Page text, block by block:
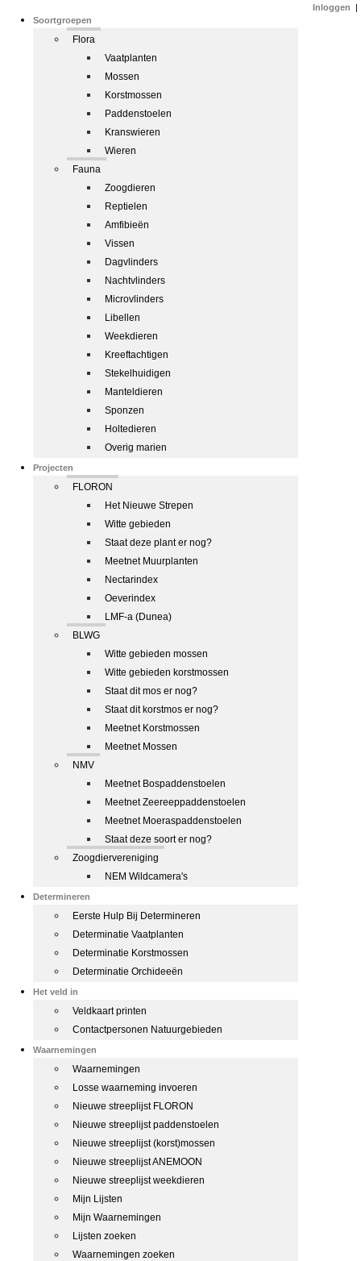
Soortgroepen
Flora
Vaatplanten
Mossen
Korstmossen
Paddenstoelen
Kranswieren
Wieren
Fauna
Zoogdieren
Reptielen
Amfibieën
Vissen
Dagvlinders
Nachtvlinders
Microvlinders
Libellen
Weekdieren
Kreeftachtigen
Stekelhuidigen
Manteldieren
Sponzen
Holtedieren
Overig marien
Projecten
FLORON
Het Nieuwe Strepen
Witte gebieden
Staat deze plant er nog?
Meetnet Muurplanten
Nectarindex
Oeverindex
LMF-a (Dunea)
BLWG
Witte gebieden mossen
Witte gebieden korstmossen
Staat dit mos er nog?
Staat dit korstmos er nog?
Meetnet Korstmossen
Meetnet Mossen
NMV
Meetnet Bospaddenstoelen
Meetnet Zeereeppaddenstoelen
Meetnet Moeraspaddenstoelen
Staat deze soort er nog?
Zoogdiervereniging
NEM Wildcamera's
Determineren
Eerste Hulp Bij Determineren
Determinatie Vaatplanten
Determinatie Korstmossen
Determinatie Orchideeën
Het veld in
Veldkaart printen
Contactpersonen Natuurgebieden
Waarnemingen
Waarnemingen
Losse waarneming invoeren
Nieuwe streeplijst FLORON
Nieuwe streeplijst paddenstoelen
Nieuwe streeplijst (korst)mossen
Nieuwe streeplijst ANEMOON
Nieuwe streeplijst weekdieren
Mijn Lijsten
Mijn Waarnemingen
Lijsten zoeken
Waarnemingen zoeken
Inloggen |